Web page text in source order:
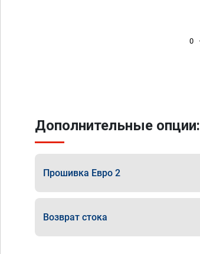
0
Дополнительные опции:
Прошивка Евро 2
Возврат стока